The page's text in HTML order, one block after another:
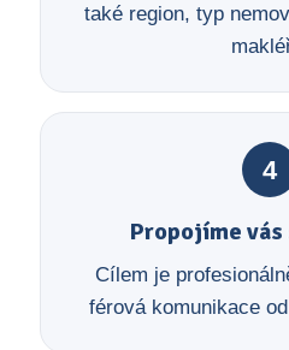
také region, typ
4
Propojíme
Cílem je
férová komunikace